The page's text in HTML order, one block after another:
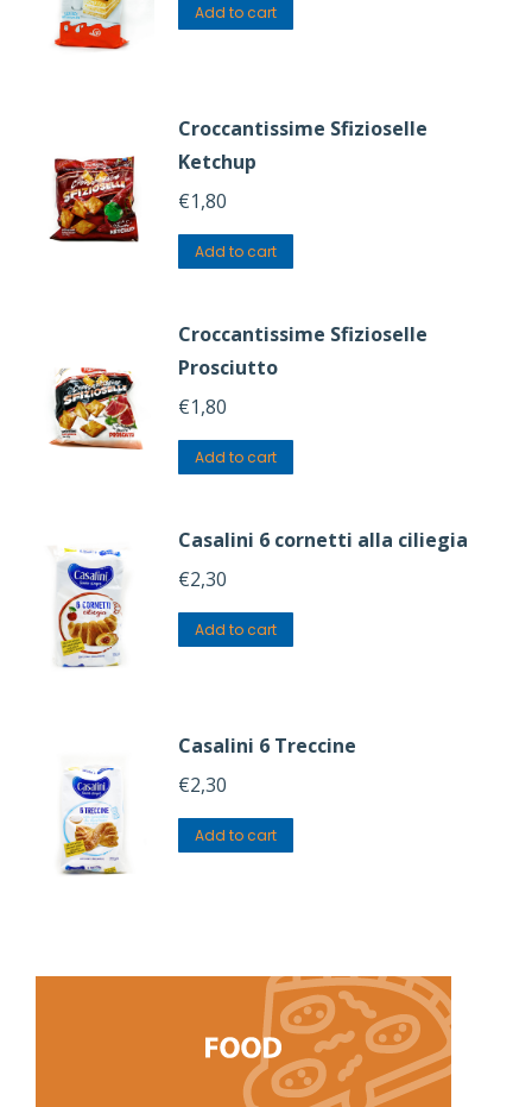
Add to cart
Croccantissime Sfizioselle
Ketchup
€1,80
Add to cart
Croccantissime Sfizioselle
Prosciutto
€1,80
Add to cart
Casalini 6 cornetti alla ciliegia
€2,30
Add to cart
Casalini 6 Treccine
€2,30
Add to cart